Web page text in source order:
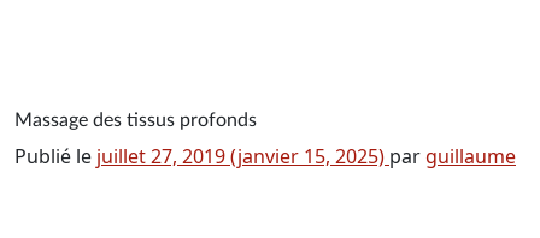
Massage des tissus profonds
Publié le juillet 27, 2019(janvier 15, 2025) par guillaume